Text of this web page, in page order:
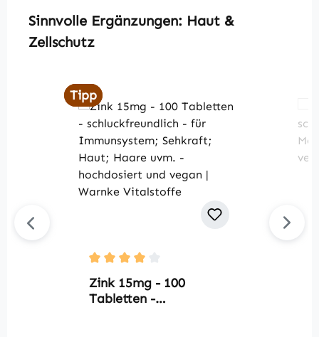
Produktgalerie überspringen
Sinnvolle Ergänzungen: Haut &
Zellschutz
Tipp
Tipp
Durchschnittliche Bewertung von 4 von 5
Zink 15mg - 100
Tabletten -